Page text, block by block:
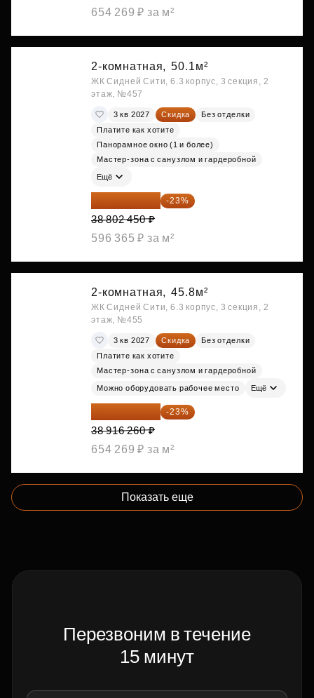
654 269 ₽ за м²
2-комнатная, 50.1м²
ЖК Сидней Сити, 6.3 корпус, 3 секция, 2
этаж, №457
3 кв 2027 Скидка
Без отделки
Платите как хотите
Панорамное окно (1 и более)
Мастер-зона с санузлом и гардеробной
Ещё
29 877 887 ₽ -23%
38 802 450 ₽
596 365 ₽ за м²
2-комнатная, 45.8м²
ЖК Сидней Сити, 6.3 корпус, 3 секция, 2
этаж, №455
3 кв 2027 Скидка
Без отделки
Платите как хотите
Мастер-зона с санузлом и гардеробной
Можно оборудовать рабочее место Ещё
29 965 520 ₽ -23%
38 916 260 ₽
654 269 ₽ за м²
Показать еще
Перезвоним в течение
15 минут